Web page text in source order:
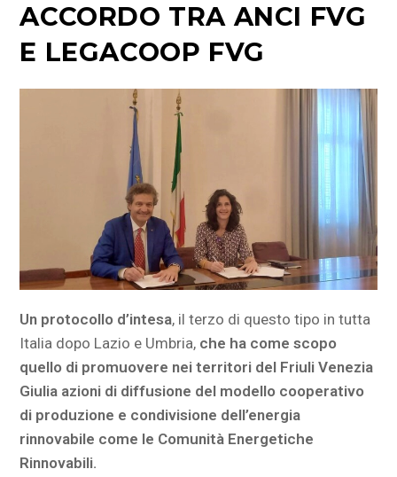
ACCORDO TRA ANCI FVG
E LEGACOOP FVG
Un protocollo d’intesa, il terzo di questo tipo in tutta
Italia dopo Lazio e Umbria, che ha come scopo
quello di promuovere nei territori del Friuli Venezia
Giulia azioni di diffusione del modello cooperativo
di produzione e condivisione dell’energia
rinnovabile come le Comunità Energetiche
Rinnovabili.